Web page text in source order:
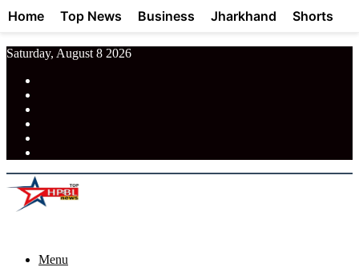
Saturday, August 8 2026
Menu
Home Top News Business Jharkhand Shorts